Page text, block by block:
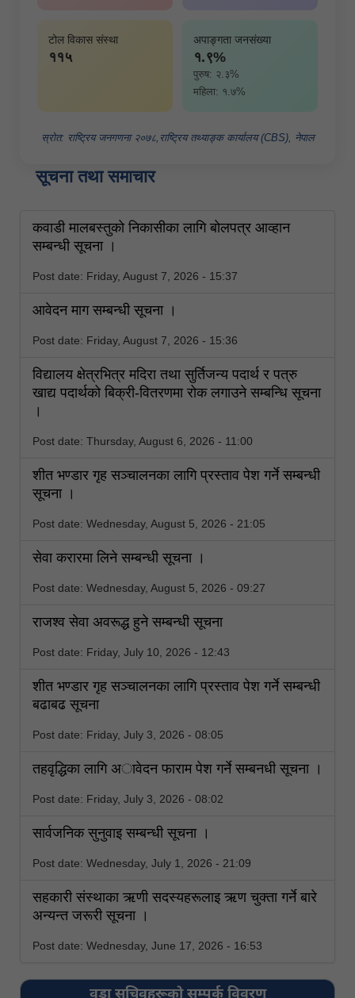
टोल विकास संस्था
११५
अपाङ्गता जनसंख्या
१.९%
पुरुष: २.३%
महिला: १.७%
स्रोत: राष्ट्रिय जनगणना २०७८,राष्ट्रिय तथ्याङ्क कार्यालय (CBS), नेपाल
सूचना तथा समाचार
कवाडी मालबस्तुकाे निकासीका लागि बाेलपत्र आव्हान
सम्बन्धी सूचना ।
Post date: Friday, August 7, 2026 - 15:37
आवेदन माग सम्बन्धी सूचना ।
Post date: Friday, August 7, 2026 - 15:36
विद्यालय क्षेत्रभित्र मदिरा तथा सुर्तिजन्य पदार्थ र पत्रु
खाद्य पदार्थको बिक्री-वितरणमा रोक लगाउने सम्बन्धि सूचना
।
Post date: Thursday, August 6, 2026 - 11:00
शीत भण्डार गृह सञ्चालनका लागि प्रस्ताव पेश गर्ने सम्बन्धी
सूचना ।
Post date: Wednesday, August 5, 2026 - 21:05
सेवा करारमा लिने सम्बन्धी सूचना ।
Post date: Wednesday, August 5, 2026 - 09:27
राजश्व सेवा अवरूद्ध हुने सम्बन्धी सूचना
Post date: Friday, July 10, 2026 - 12:43
शीत भण्डार गृह सञ्चालनका लागि प्रस्ताव पेश गर्ने सम्बन्धी
बढाबढ सूचना
Post date: Friday, July 3, 2026 - 08:05
तहवृद्धिका लागि अावेदन फाराम पेश गर्ने सम्बनधी सूचना ।
Post date: Friday, July 3, 2026 - 08:02
सार्वजनिक सुनुवाइ सम्बन्धी सूचना ।
Post date: Wednesday, July 1, 2026 - 21:09
सहकारी संस्थाका ऋणी सदस्यहरूलाइ ऋण चुक्ता गर्ने बारे
अन्यन्त जरूरी सूचना ।
Post date: Wednesday, June 17, 2026 - 16:53
वडा सचिवहरूको सम्पर्क विवरण